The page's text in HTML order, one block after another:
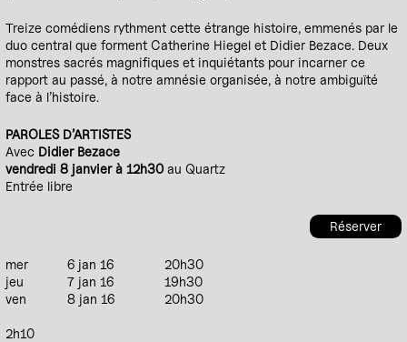
Treize comédiens rythment cette étrange histoire, emmenés par le
duo central que forment Catherine Hiegel et Didier Bezace. Deux
monstres sacrés magnifiques et inquiétants pour incarner ce
rapport au passé, à notre amnésie organisée, à notre ambiguïté
face à l’histoire.
PAROLES D’ARTISTES
Avec Didier Bezace
vendredi 8 janvier à 12h30au Quartz
Entrée libre
Réserver
mer 6 jan 16
20h30
jeu
7 jan 16
19h30
ven
8 jan 16 20h30
2h10